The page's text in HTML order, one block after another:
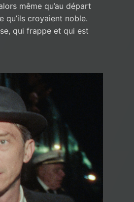
même qu’au départ
qu’ils croyaient noble.
qui frappe et qui est